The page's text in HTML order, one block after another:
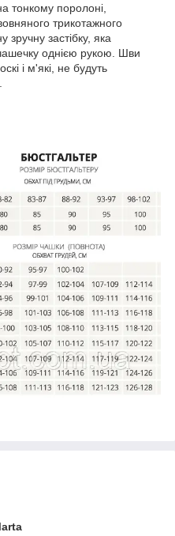
тонкому поролоні,
трикотажного
застібку, яка
чашечку однією рукою. Шви
і м'які, не будуть